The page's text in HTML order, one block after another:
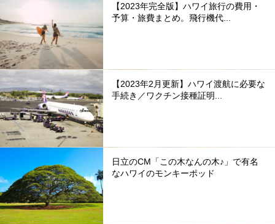
【2023年完全版】ハワイ旅行の費用・
予算・旅費まとめ。飛行機代...
【2023年2月更新】ハワイ渡航に必要な
手続き／ワクチン接種証明...
日立のCM「この木なんの木♪」で有名
なハワイのモンキーポッド